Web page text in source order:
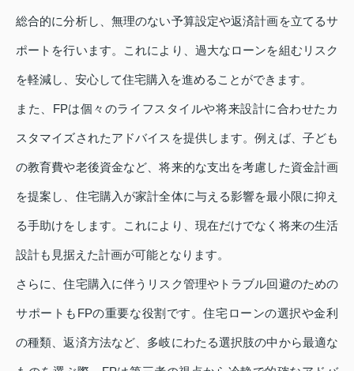
総合的に分析し、無理のない予算設定や返済計画を立てるサ
ポートを行います。これにより、過大なローンを組むリスク
を軽減し、安心して住宅購入を進めることができます。
また、FPは個々のライフスタイルや将来設計に合わせたカ
スタマイズされたアドバイスを提供します。例えば、子ども
の教育費や老後資金など、将来的な支出を考慮した資金計画
を提案し、住宅購入が家計全体に与える影響を最小限に抑え
る手助けをします。これにより、現在だけでなく将来の生活
設計も見据えた計画が可能となります。
さらに、住宅購入に伴うリスク管理やトラブル回避のための
サポートもFPの重要な役割です。住宅ローンの選択や金利
の種類、返済方法など、多岐にわたる選択肢の中から最適な